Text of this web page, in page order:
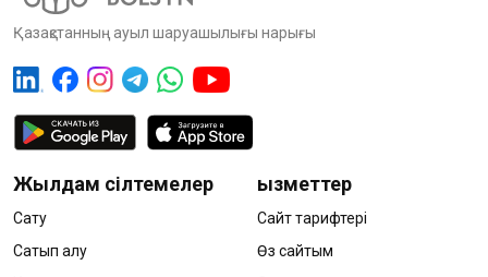
Қазақстанның ауыл шаруашылығы нарығы
Жылдам сілтемелер
Сату
Сатып алу
Қызметтер
Сайт тарифтері
Өз сайтым